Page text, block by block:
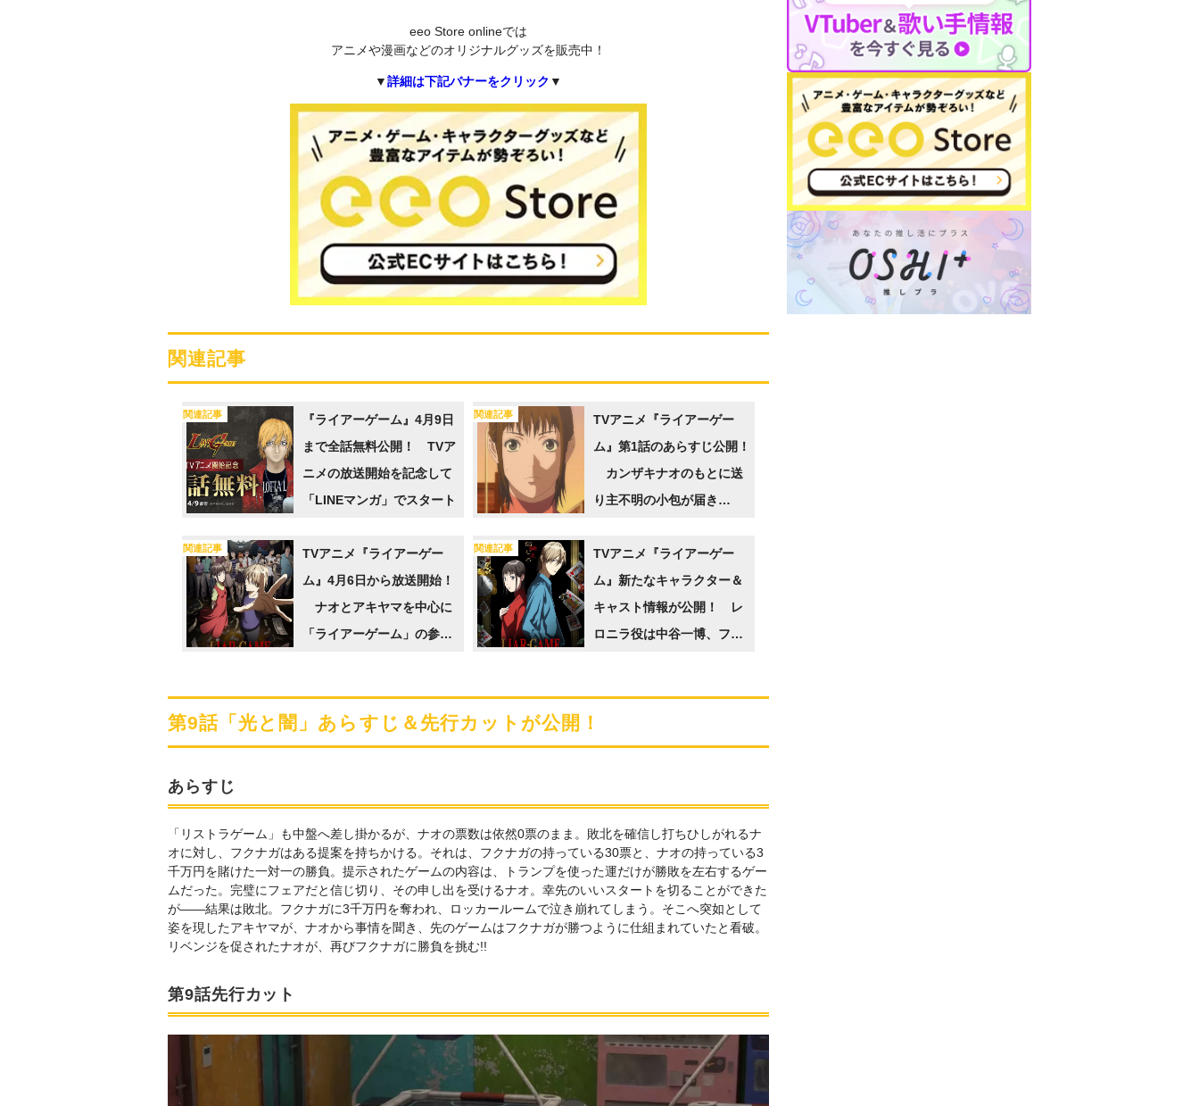
eeo Store onlineでは
アニメや漫画などのオリジナルグッズを販売中！
▼詳細は下記バナーをクリック ▼
関連記事
関連記事
『ライアーゲーム』4月9日
まで全話無料公開！ TVア
ニメの放送開始を記念して
「LINEマンガ」でスタート
関連記事
TVアニメ『ライアーゲー
ム』第1話のあらすじ公開！
カンザキナオのもとに送
り主不明の小包が届き…
関連記事
TVアニメ『ライアーゲー
ム』4月6日から放送開始！
ナオとアキヤマを中心に
「ライアーゲーム」の参加
関連記事
TVアニメ『ライアーゲー
ム』新たなキャラクター＆
キャスト情報が公開！ レ
ロニラ役は中谷一博、フジ
第9話「光と闇」あらすじ＆先行カットが公開！
あらすじ
「リストラゲーム」も中盤へ差し掛かるが、ナオの票数は依然0票のまま。敗北を確信し打ちひしがれるナ
オに対し、フクナガはある提案を持ちかける。それは、フクナガの持っている30票と、ナオの持っている3
千万円を賭けた一対一の勝負。提示されたゲームの内容は、トランプを使った運だけが勝敗を左右するゲー
ムだった。完璧にフェアだと信じ切り、その申し出を受けるナオ。幸先のいいスタートを切ることができた
が――結果は敗北。フクナガに3千万円を奪われ、ロッカールームで泣き崩れてしまう。そこへ突如として
姿を現したアキヤマが、ナオから事情を聞き、先のゲームはフクナガが勝つように仕組まれていたと看破。
リベンジを促されたナオが、再びフクナガに勝負を挑む!!
第9話先行カット